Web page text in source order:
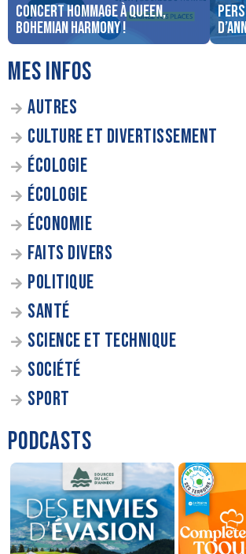
concert Hommage à Queen,
Bohemian Harmony !
MES INFOS
AUTRES
CULTURE ET DIVERTISSEMENT
ÉCOLOGIE
ÉCOLOGIE
ÉCONOMIE
FAITS DIVERS
POLITIQUE
SANTÉ
SCIENCE ET TECHNIQUE
SOCIÉTÉ
SPORT
PODCASTS